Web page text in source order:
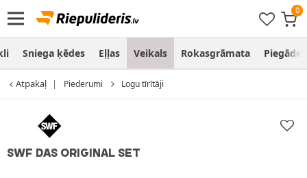
Sniega ķēdes Eļļas Veikals Rokasgrāmata Piegāde
Atpakaļ Piederumi Logu tīrītāji
SWF DAS ORIGINAL SET